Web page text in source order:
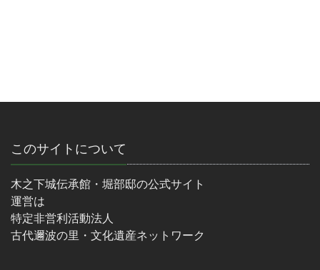
このサイトについて
木之下城伝承館・堀部邸の公式サイト
運営は
特定非営利活動法人
古代邇波の里・文化遺産ネットワーク